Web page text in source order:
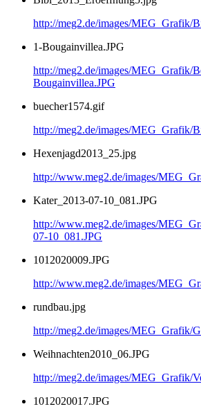
http://meg2.de/images/MEG_Grafik/
1-Bougainvillea.JPG
http://meg2.de/images/MEG_Grafik/
Bougainvillea.JPG
buecher1574.gif
http://meg2.de/images/MEG_Grafik/
Hexenjagd2013_25.jpg
http://www.meg2.de/images/
Kater_2013-07-10_081.JPG
http://www.meg2.de/images/
07-10_081.JPG
1012020009.JPG
http://www.meg2.de/images/
rundbau.jpg
http://meg2.de/images/MEG_Grafik/
Weihnachten2010_06.JPG
http://meg2.de/images/MEG_Grafik/
1012020017.JPG